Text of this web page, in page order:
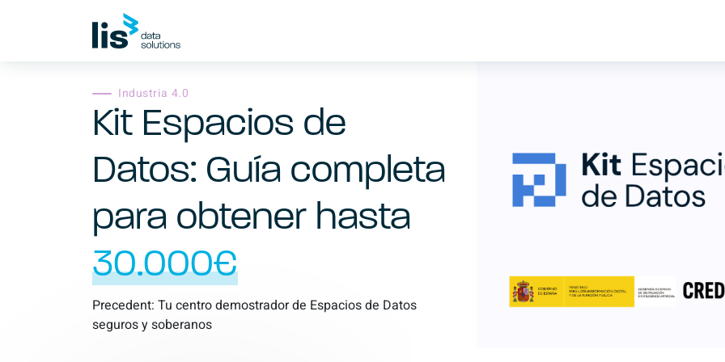
Industria 4.0
Kit Espacios de
Datos: Guía completa
para obtener hasta
30.000€
Precedent: Tu centro demostrador de Espacios de Datos
seguros y soberanos